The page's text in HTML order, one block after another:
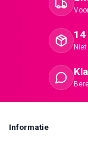
Informatie